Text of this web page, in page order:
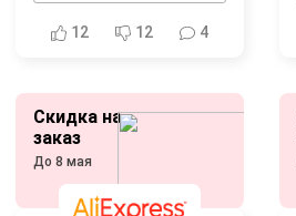
12 12 4
Скидка на
заказ
До 8 мая